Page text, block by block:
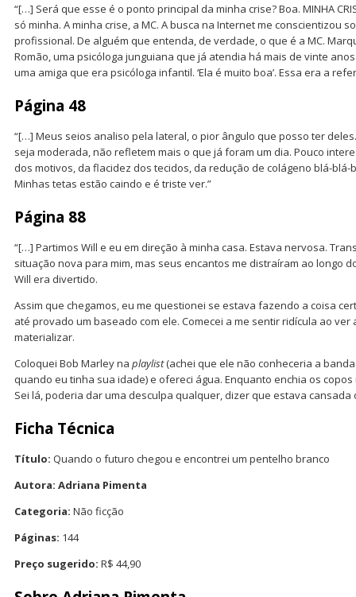
“[…] Será que esse é o ponto principal da minha crise? Boa. MINHA
só minha. A minha crise, a MC. A busca na Internet me conscientizou
profissional. De alguém que entenda, de verdade, o que é a MC.
Romão, uma psicóloga junguiana que já atendia há mais de vinte
uma amiga que era psicóloga infantil. ‘Ela é muito boa’. Essa era a
Página 48
“[…] Meus seios analiso pela lateral, o pior ângulo que posso ter
seja moderada, não refletem mais o que já foram um dia. Pouco
dos motivos, da flacidez dos tecidos, da redução de colágeno blá-blá-
Minhas tetas estão caindo e é triste ver.”
Página 88
“[…] Partimos Will e eu em direção à minha casa. Estava nervosa.
situação nova para mim, mas seus encantos me distraíram ao longo
Will era divertido.
Assim que chegamos, eu me questionei se estava fazendo a coisa
até provado um baseado com ele. Comecei a me sentir ridícula ao ver
materializar.
Coloquei Bob Marley na playlist(achei que ele não conheceria a
quando eu tinha sua idade) e ofereci água. Enquanto enchia os
Sei lá, poderia dar uma desculpa qualquer, dizer que estava cansada
Ficha Técnica
Título: Quando o futuro chegou e encontrei um pentelho branco
Autora: Adriana Pimenta
Categoria: Não ficção
Páginas: 144
Preço sugerido: R$ 44,90